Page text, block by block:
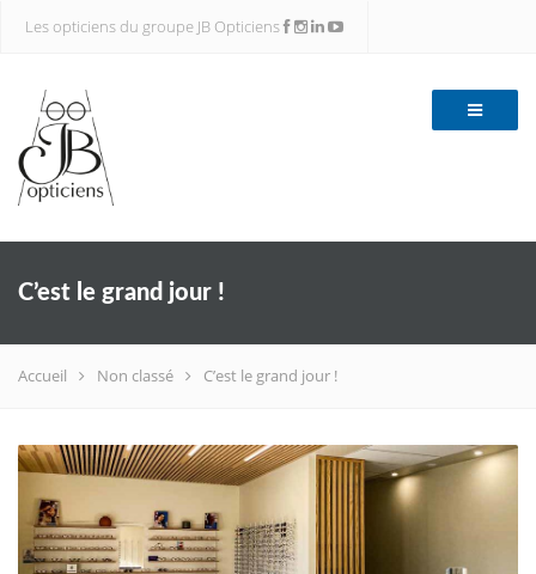
Les opticiens du groupe JB Opticiens
C’est le grand jour !
Accueil Non classé C’est le grand jour !